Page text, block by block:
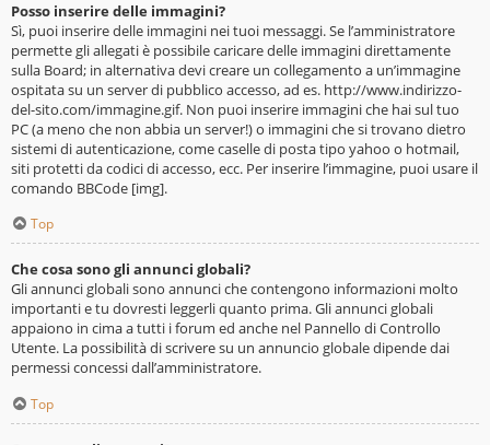
Posso inserire delle immagini?
Sì, puoi inserire delle immagini nei tuoi messaggi. Se l’amministratore
permette gli allegati è possibile caricare delle immagini direttamente
sulla Board; in alternativa devi creare un collegamento a un’immagine
ospitata su un server di pubblico accesso, ad es. http://www.indirizzo-
del-sito.com/immagine.gif. Non puoi inserire immagini che hai sul tuo
PC (a meno che non abbia un server!) o immagini che si trovano dietro
sistemi di autenticazione, come caselle di posta tipo yahoo o hotmail,
siti protetti da codici di accesso, ecc. Per inserire l’immagine, puoi usare il
comando BBCode [img].
Top
Che cosa sono gli annunci globali?
Gli annunci globali sono annunci che contengono informazioni molto
importanti e tu dovresti leggerli quanto prima. Gli annunci globali
appaiono in cima a tutti i forum ed anche nel Pannello di Controllo
Utente. La possibilità di scrivere su un annuncio globale dipende dai
permessi concessi dall’amministratore.
Top